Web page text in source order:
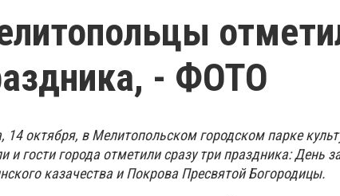
- ФОТО
14 октября, в Мелитопольском городском парке
и гости города отметили сразу три праздника: День
казачества и Покрова Пресвятой Богородицы.